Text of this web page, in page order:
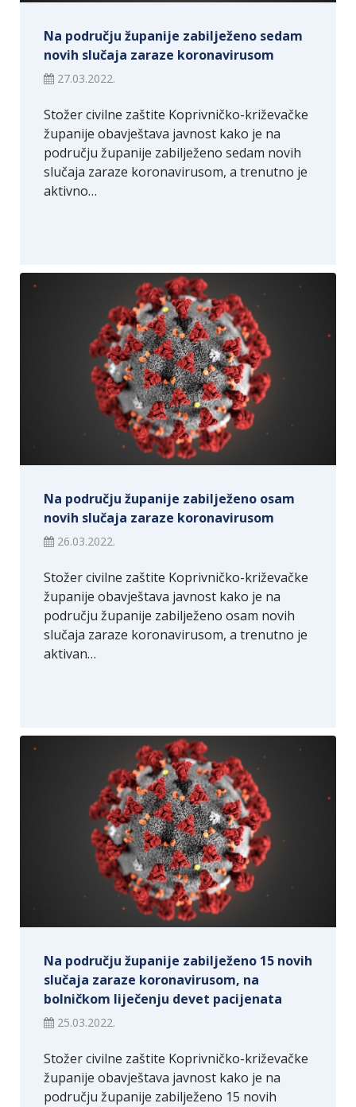
Na području županije zabilježeno sedam
novih slučaja zaraze koronavirusom
27.03.2022.
Stožer civilne zaštite Koprivničko-križevačke
županije obavještava javnost kako je na
području županije zabilježeno sedam novih
slučaja zaraze koronavirusom, a trenutno je
aktivno…
Na području županije zabilježeno osam
novih slučaja zaraze koronavirusom
26.03.2022.
Stožer civilne zaštite Koprivničko-križevačke
županije obavještava javnost kako je na
području županije zabilježeno osam novih
slučaja zaraze koronavirusom, a trenutno je
aktivan…
Na području županije zabilježeno 15 novih
slučaja zaraze koronavirusom, na
bolničkom liječenju devet pacijenata
25.03.2022.
Stožer civilne zaštite Koprivničko-križevačke
županije obavještava javnost kako je na
području županije zabilježeno 15 novih